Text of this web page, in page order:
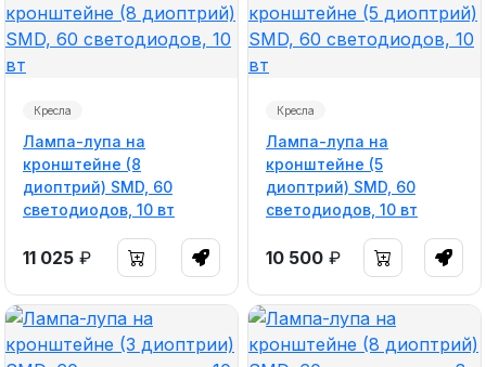
Кресла
Лампа-лупа на
кронштейне (8
диоптрий) SMD, 60
светодиодов, 10 вт
11 025 ₽
Кресла
Лампа-лупа на
кронштейне (5
диоптрий) SMD, 60
светодиодов, 10 вт
10 500 ₽